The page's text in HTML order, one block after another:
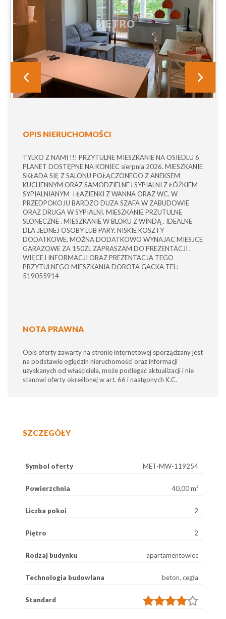
OPIS NIERUCHOMOŚCI
TYLKO Z NAMI !!! PRZYTULNE MIESZKANIE NA OSIEDLU 6
PLANET DOSTĘPNE NA KONIEC sierpnia 2026. MIESZKANIE
SKŁADA SIĘ Z SALONU POŁĄCZONEGO Z ANEKSEM
KUCHENNYM ORAZ SAMODZIELNEJ SYPIALNI Z ŁÓŻKIEM
SYPIALNIANYM I ŁAZIENKI Z WANNA ORAZ WC. W
PRZEDPOKOJU BARDZO DUZA SZAFA W ZABUDOWIE
ORAZ DRUGA W SYPIALNI. MIESZKANIE PRZUTULNE
SLONECZNE . MIESZKANIE W BLOKU Z WINDĄ . IDEALNE
DLA JEDNEJ OSOBY LUB PARY. NISKIE KOSZTY
DODATKOWE. MOŻNA DODATKOWO WYNAJAC MIESJCE
GARAZOWE ZA 150ZL ZAPRASZAM DO PREZENTACJI .
WIĘCEJ INFORMACJI ORAZ PREZENTACJA TEGO
PRZYTULNEGO MIESZKANIA DOROTA GACKA TEL:
519055914
NOTA PRAWNA
Opis oferty zawarty na stronie internetowej sporządzany jest
na podstawie oględzin nieruchomości oraz informacji
uzyskanych od właściciela, może podlegać aktualizacji i nie
stanowi oferty określonej w art. 66 i następnych K.C.
SZCZEGÓŁY
Symbol oferty MET-MW-119254
Powierzchnia 40,00 m²
Liczba pokoi 2
Piętro 2
Rodzaj budynku apartamentowiec
Technologia budowlana beton, cegła
Standard